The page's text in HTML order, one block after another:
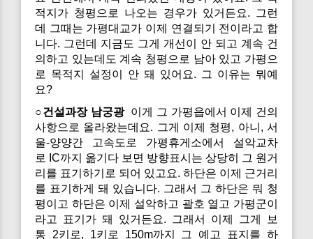
적지가 청평으로 나오는 경우가 있거든요. 그런
데 그때는 가평대교가 이제 연결되기 전이라고 합
니다. 그런데 지금도 그게 개선이 안 되고 계속 건
의하고 있는데도 계속 청평으로 남아 있고 가평으
로 목적지 설정이 안 돼 있어요. 그 이유는 뭐예
요?
○건설과장 남궁광이게 그 가평읍에서 이제 건의
사항으로 올라왔는데요. 그게 이제 청평, 아니, 서
울-양양간 고속도로 가평휴게소에서 설악교차
로 IC까지 옮기다 보면 방향표시는 상당히 그 원거
리를 표기하기로 되어 있고요. 하단은 이제 근거리
를 표기하게 돼 있습니다. 그래서 그 하단은 뭐 청
평이고 하단은 이제 설악하고 괄호 열고 가평군이
라고 표기가 돼 있거든요. 그래서 이제 그게 보
통 2키로, 1키로 150m까지 그 예고 표지를 하